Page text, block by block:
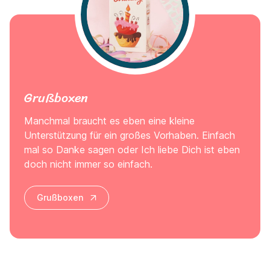
Grußboxen
Manchmal braucht es eben eine kleine
Unterstützung für ein großes Vorhaben. Einfach
mal so Danke sagen oder Ich liebe Dich ist eben
doch nicht immer so einfach.
Grußboxen